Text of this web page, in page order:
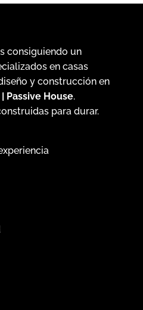
consiguiendo un
en casas
y construcción en
Passive House.
para durar.